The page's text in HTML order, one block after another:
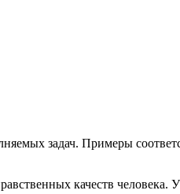
задач. Примеры
качеств человека.